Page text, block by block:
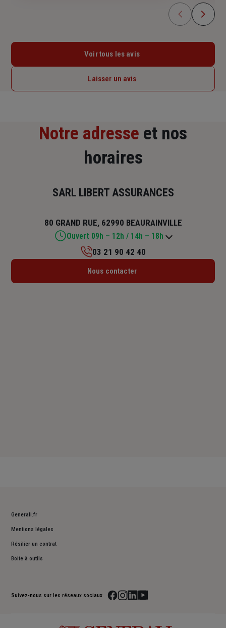
Voir tous les avis
Laisser un avis
Notre adresse et nos
horaires
SARL LIBERT ASSURANCES
80 GRAND RUE, 62990 BEAURAINVILLE
Ouvert 09h – 12h / 14h – 18h
Lundi : Fermé
03 21 90 42 40
Nous contacter
Generali.fr
Mentions légales
Résilier un contrat
Boite à outils
Suivez-nous sur les réseaux sociaux